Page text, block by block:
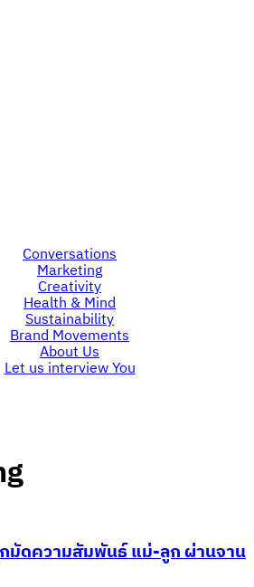
Conversations
Marketing
Creativity
Health & Mind
Sustainability
Brand Movements
About Us
Let us interview You
มัดความสัมพันธ์ แม่-ลูก ผ่านจาน